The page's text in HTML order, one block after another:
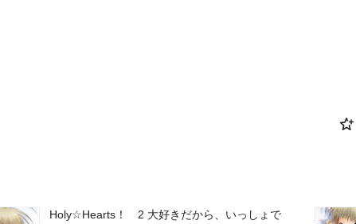
Holy☆Hearts！ 2 大好きだから、いっしょで